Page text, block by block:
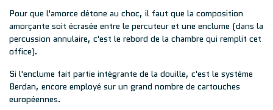
Pour que l'amorce détone au choc, il faut que la composition
amorçante soit écrasée entre le percuteur et une enclume (dans la
percussion annulaire, c'est le rebord de la chambre qui remplit cet
office).
Si l'enclume fait partie intégrante de la douille, c'est le système
Berdan, encore employé sur un grand nombre de cartouches
européennes.